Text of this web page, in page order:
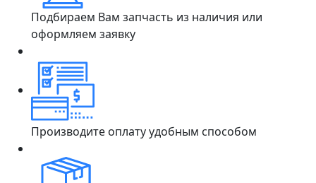
Подбираем Вам запчасть из наличия или
оформляем заявку
Производите оплату удобным способом